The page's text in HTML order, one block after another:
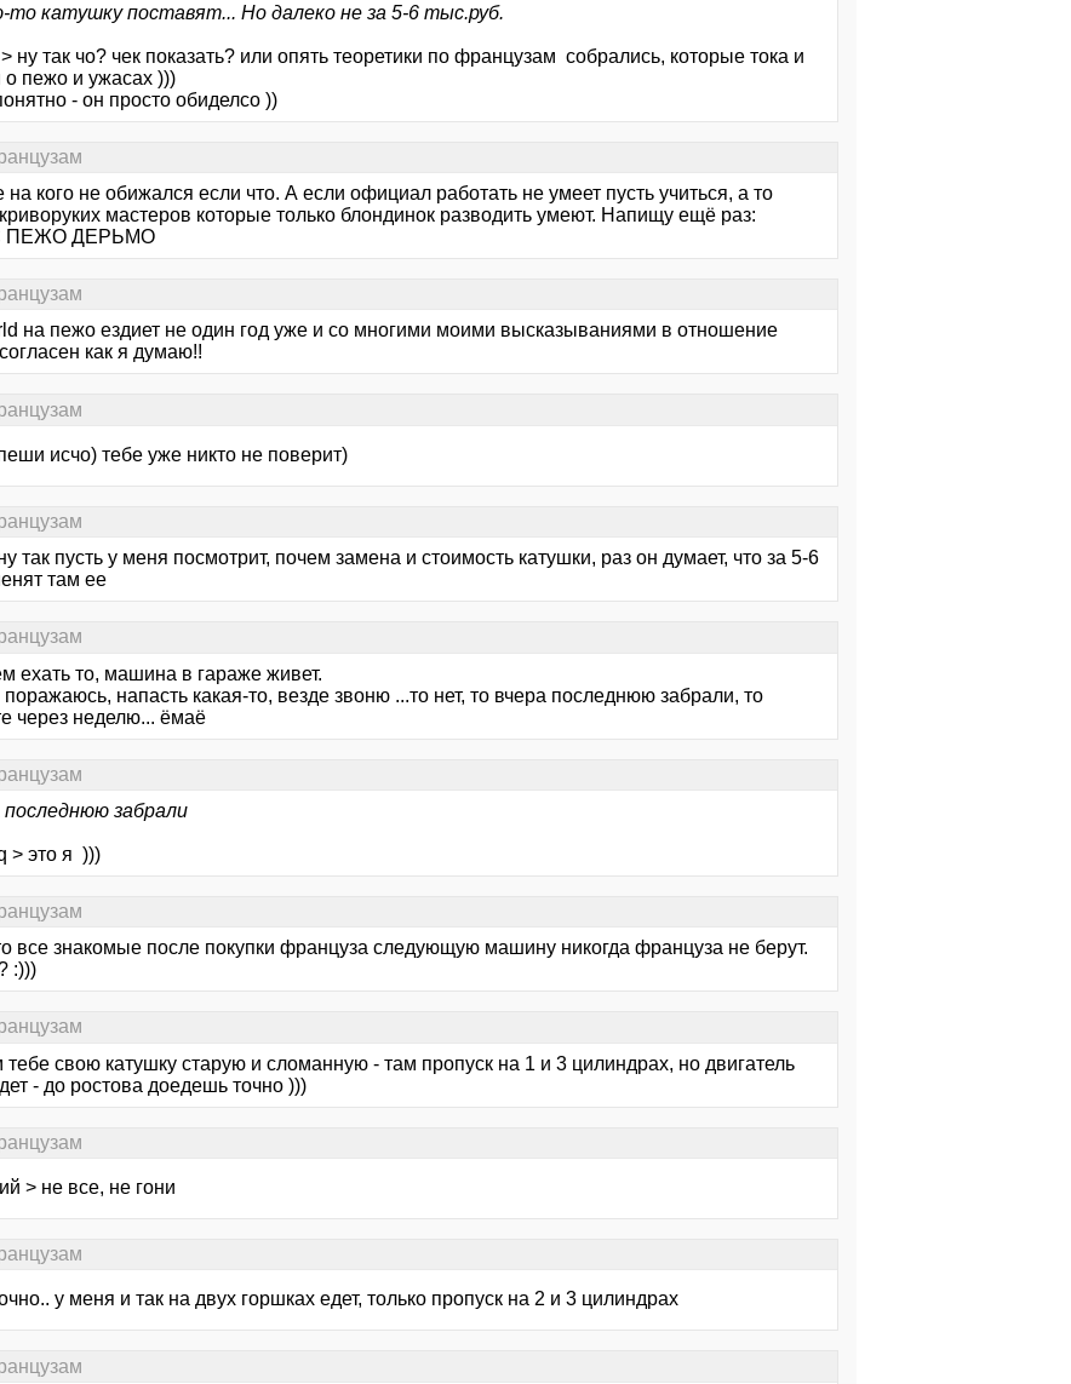
то катушку поставят... Но далеко не за 5-6 тыс.руб.
ну так чо? чек показать? или опять теоретики по французам собрались, которые тока и
пежо и ужасах )))
- он просто обиделсо ))
на кого не обижался если что. А если официал работать не умеет пусть учиться, а то
мастеров которые только блондинок разводить умеют. Напищу ещё раз:
ПЕЖО ДЕРЬМО
на пежо ездиет не один год уже и со многими моими высказываниями в отношение
как я думаю!!
исчо) тебе уже никто не поверит)
так пусть у меня посмотрит, почем замена и стоимость катушки, раз он думает, что за 5-6
там ее
ехать то, машина в гараже живет.
напасть какая-то, везде звоню ...то нет, то вчера последнюю забрали, то
через неделю... ёмаё
последнюю забрали
> это я )))
все знакомые после покупки француза следующую машину никогда француза не берут.
:)))
свою катушку старую и сломанную - там пропуск на 1 и 3 цилиндрах, но двигатель
- до ростова доедешь точно )))
> не все, не гони
у меня и так на двух горшках едет, только пропуск на 2 и 3 цилиндрах